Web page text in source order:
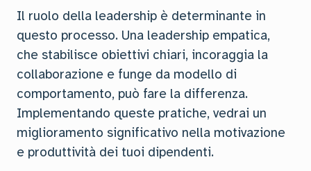
Il ruolo della leadership è determinante in
questo processo. Una leadership empatica,
che stabilisce obiettivi chiari, incoraggia la
collaborazione e funge da modello di
comportamento, può fare la differenza.
Implementando queste pratiche, vedrai un
miglioramento significativo nella motivazione
e produttività dei tuoi dipendenti.